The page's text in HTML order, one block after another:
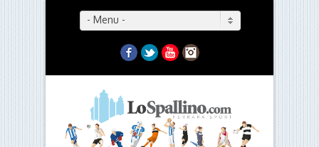
- Menu -
Facebook
TwitterYouTubeInstagram